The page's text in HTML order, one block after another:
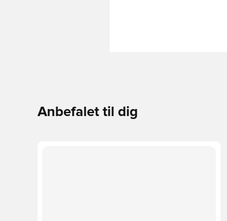
Anbefalet til dig